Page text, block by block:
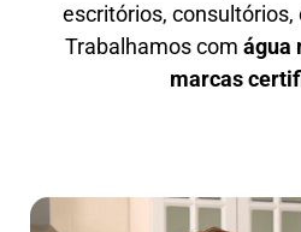
escritórios, consultórios,
Trabalhamos com água
marcas